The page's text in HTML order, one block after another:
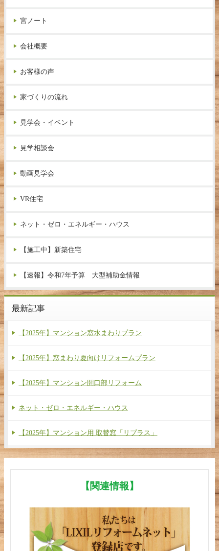
宮ノート
会社概要
お客様の声
家づくりの流れ
見学会・イベント
見学相談会
動画見学会
VR住宅
ネット・ゼロ・エネルギー・ハウス
【施工中】新築住宅
【速報】令和7年予算 大型補助金情報
最新記事
【2025年】マンション窓水まわりプラン
【2025年】窓まわり夏向けリフォームプラン
【2025年】マンション開口部リフォーム
ネット・ゼロ・エネルギー・ハウス
【2025年】マンション用 取替窓「リプラス」
【関連情報】